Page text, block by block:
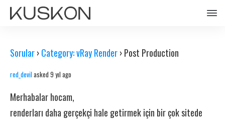
Sorular›Category: vRay Render›Post Production
red_devilasked 9 yıl ago
Merhabalar hocam,
renderları daha gerçekçi hale getirmek için bir çok sitede